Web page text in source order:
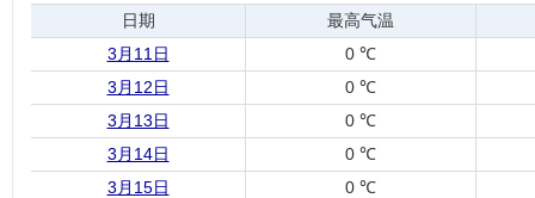
日期
最高气温
3月11日
0 ℃
3月12日
0 ℃
3月13日
0 ℃
3月14日
0 ℃
3月15日
0 ℃